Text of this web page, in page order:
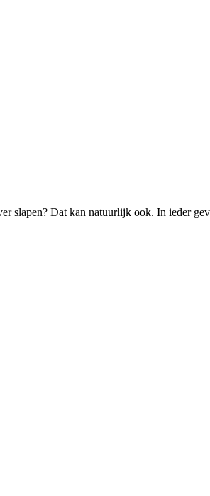
slapen? Dat kan natuurlijk ook. In ieder